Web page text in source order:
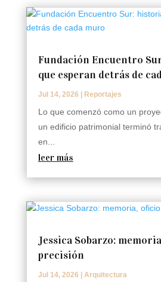
Fundación Encuentro
que esperan detrás de
Jul 14, 2026 | Reportajes
Lo que comenzó como un
un edificio patrimonial terminó
en...
leer más
Jessica Sobarzo:
precisión
Jul 14, 2026 | Arquitectura